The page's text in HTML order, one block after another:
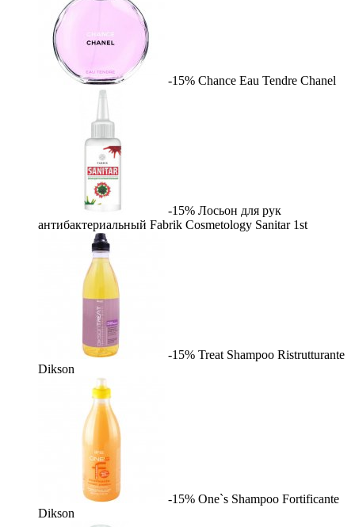
-15% Chance Eau Tendre Chanel
-15% Лосьон для рук
антибактериальный Fabrik Cosmetology Sanitar 1st
-15% Treat Shampoo Ristrutturante
Dikson
-15% One`s Shampoo Fortificante
Dikson